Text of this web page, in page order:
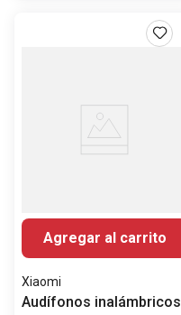
Agregar al carrito
Xiaomi
Audífonos inalámbricos